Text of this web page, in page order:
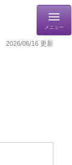
メニュー
2026/06/16 更新